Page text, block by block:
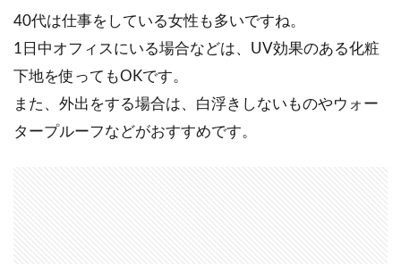
40代は仕事をしている女性も多いですね。
1日中オフィスにいる場合などは、UV効果のある化粧
下地を使ってもOKです。
また、外出をする場合は、白浮きしないものやウォー
タープルーフなどがおすすめです。